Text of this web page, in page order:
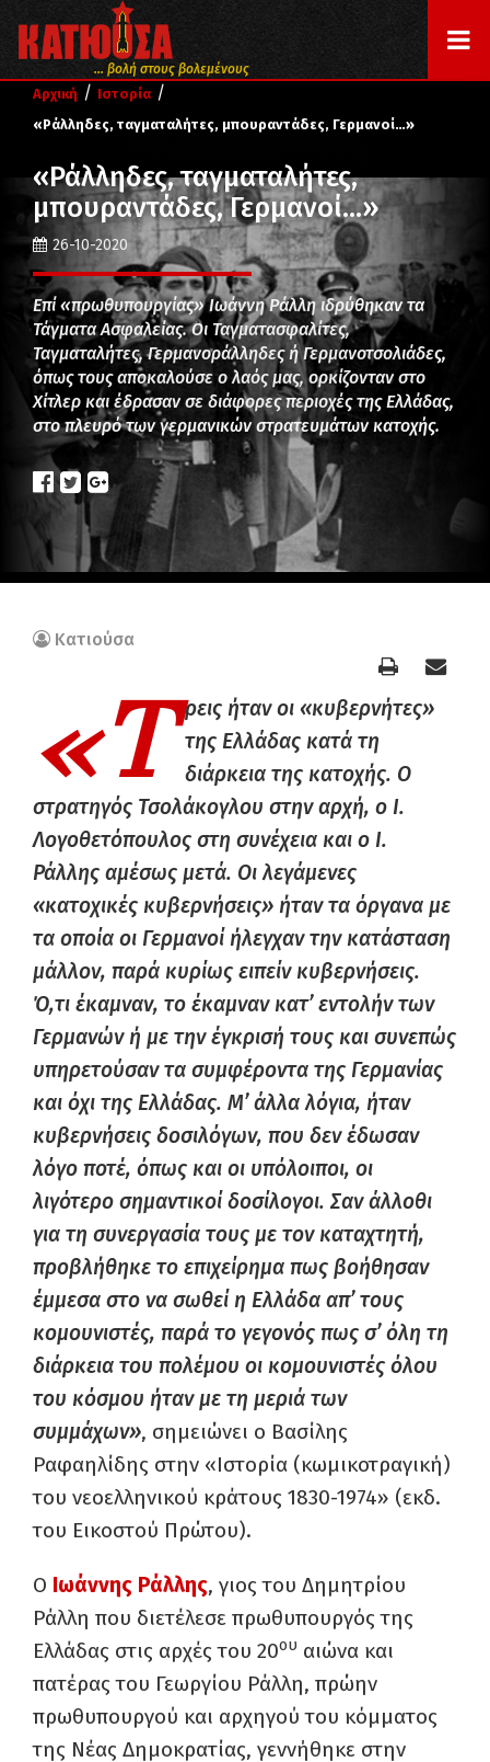
... βολή στους βολεμένους
Αρχική / Ιστορία /
«Ράλληδες, ταγματαλήτες, μπουραντάδες, Γερμανοί…»
«Ράλληδες, ταγματαλήτες,
μπουραντάδες, Γερμανοί…»
26-10-2020
Επί «πρωθυπουργίας» Ιωάννη Ράλλη ιδρύθηκαν τα
Τάγματα Ασφαλείας. Οι Ταγματασφαλίτες,
Ταγματαλήτες, Γερμανοράλληδες ή Γερμανοτσολιάδες,
όπως τους αποκαλούσε ο λαός μας, ορκίζονταν στο
Χίτλερ και έδρασαν σε διάφορες περιοχές της Ελλάδας,
στο πλευρό των γερμανικών στρατευμάτων κατοχής.
Κατιούσα
«Τ
ρεις ήταν οι «κυβερνήτες»
της Ελλάδας κατά τη
διάρκεια της κατοχής. Ο
στρατηγός Τσολάκογλου στην αρχή, ο I.
Λογοθετόπουλος στη συνέχεια και ο I.
Ράλλης αμέσως μετά. Οι λεγάμενες
«κατοχικές κυβερνήσεις» ήταν τα όργανα με
τα οποία οι Γερμανοί ήλεγχαν την κατάσταση
μάλλον, παρά κυρίως ειπείν κυβερνήσεις.
Ό,τι έκαμναν, το έκαμναν κατ’ εντολήν των
Γερμανών ή με την έγκρισή τους και συνεπώς
υπηρετούσαν τα συμφέροντα της Γερμανίας
και όχι της Ελλάδας. Μ’ άλλα λόγια, ήταν
κυβερνήσεις δοσιλόγων, που δεν έδωσαν
λόγο ποτέ, όπως και οι υπόλοιποι, οι
λιγότερο σημαντικοί δοσίλογοι. Σαν άλλοθι
για τη συνεργασία τους με τον καταχτητή,
προβλήθηκε το επιχείρημα πως βοήθησαν
έμμεσα στο να σωθεί η Ελλάδα απ’ τους
κομουνιστές, παρά το γεγονός πως σ’ όλη τη
διάρκεια του πολέμου οι κομουνιστές όλου
του κόσμου ήταν με τη μεριά των
συμμάχων», σημειώνει ο Βασίλης
Ραφαηλίδης στην «Ιστορία (κωμικοτραγική)
του νεοελληνικού κράτους 1830-1974» (εκδ.
του Εικοστού Πρώτου).
Ο Ιωάννης Ράλλης, γιος του Δημητρίου
Ράλλη που διετέλεσε πρωθυπουργός της
Ελλάδας στις αρχές του 20ου αιώνα και
πατέρας του Γεωργίου Ράλλη, πρώην
πρωθυπουργού και αρχηγού του κόμματος
της Νέας Δημοκρατίας, γεννήθηκε στην